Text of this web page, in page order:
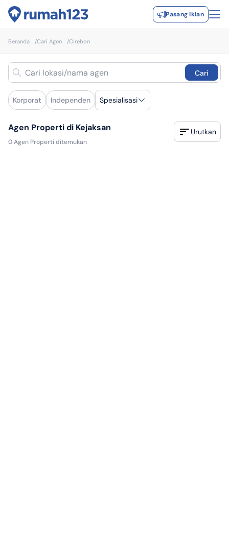
Pasang Iklan
Beranda /Cari Agen /Cirebon
Cari
Korporat Independen Spesialisasi
Agen Properti di Kejaksan
0Agen Properti ditemukan
Urutkan